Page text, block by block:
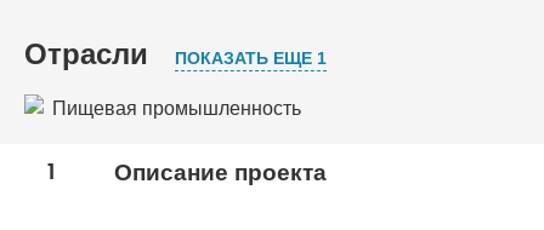
Отрасли ПОКАЗАТЬ ЕЩЕ 1
Пищевая промышленность
Торговля
1 Описание проекта